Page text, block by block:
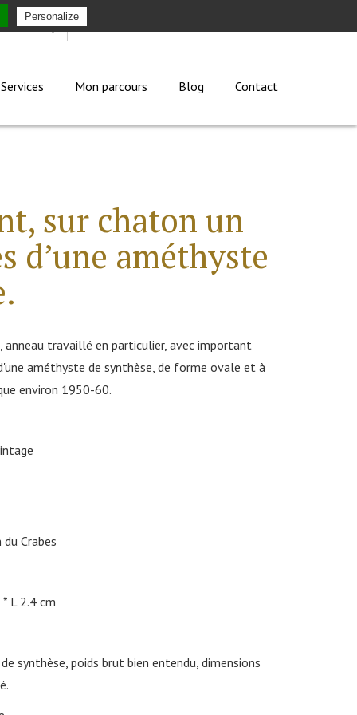
Services Mon parcours Blog Contact
sur chaton un
d’une améthyste
anneau travaillé en particulier, avec important
améthyste de synthèse, de forme ovale et à
environ 1950-60.
Crabes
L 2.4 cm
synthèse, poids brut bien entendu, dimensions
Personalize